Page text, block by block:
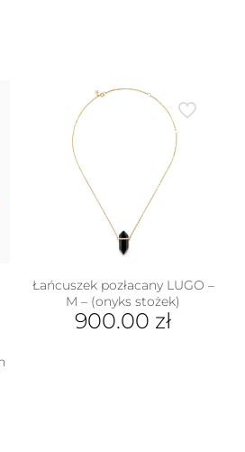
Łańcuszek pozłacany LUGO –
M – (onyks stożek)
900.00 zł